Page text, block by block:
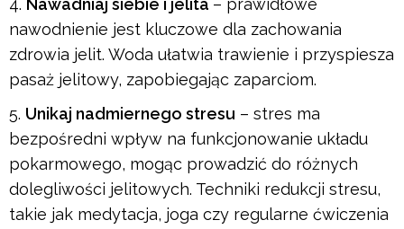
nawodnienie jest kluczowe dla zachowania
zdrowia jelit. Woda ułatwia trawienie i przyspiesza
pasaż jelitowy, zapobiegając zaparciom.
Unikaj nadmiernego stresu – stres ma
bezpośredni wpływ na funkcjonowanie układu
pokarmowego, mogąc prowadzić do różnych
dolegliwości jelitowych. Techniki redukcji stresu,
takie jak medytacja, joga czy regularne ćwiczenia